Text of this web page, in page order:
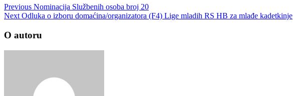
Previous Nominacija Službenih osoba broj 20
Next Odluka o izboru domaćina/organizatora (F4) Lige mladih RS HB za mlađe kadetkinje
O autoru